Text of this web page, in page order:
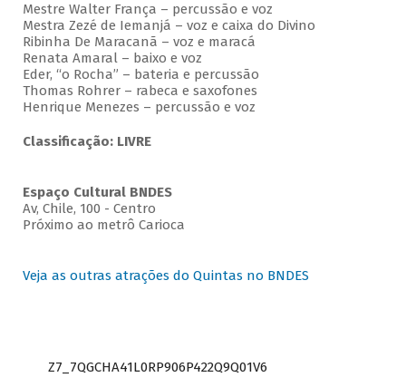
Mestre Walter França – percussão e voz
Mestra Zezé de Iemanjá – voz e caixa do Divino
Ribinha De Maracanã – voz e maracá
Renata Amaral – baixo e voz
Eder, “o Rocha” – bateria e percussão
Thomas Rohrer – rabeca e saxofones
Henrique Menezes – percussão e voz
Classificação: LIVRE
Espaço Cultural BNDES
Av, Chile, 100 - Centro
Próximo ao metrô Carioca
Veja as outras atrações do Quintas no BNDES
Z7_7QGCHA41L0RP906P422Q9Q01V6